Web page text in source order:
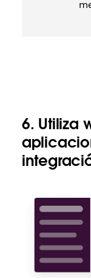
6. Utiliza